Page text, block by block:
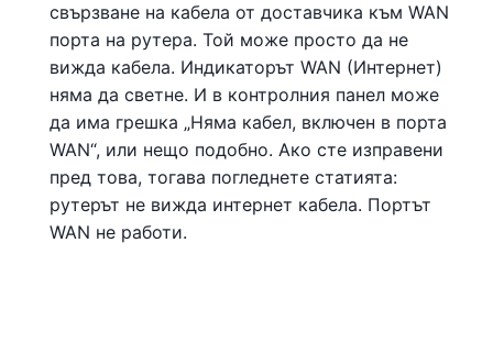
свързване на кабела от доставчика към WAN
порта на рутера. Той може просто да не
вижда кабела. Индикаторът WAN (Интернет)
няма да светне. И в контролния панел може
да има грешка „Няма кабел, включен в порта
WAN“, или нещо подобно. Ако сте изправени
пред това, тогава погледнете статията:
рутерът не вижда интернет кабела. Портът
WAN не работи.